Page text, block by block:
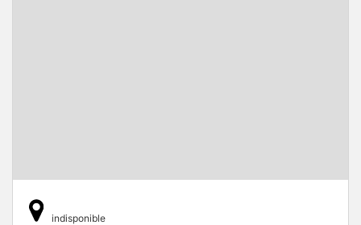
indisponible